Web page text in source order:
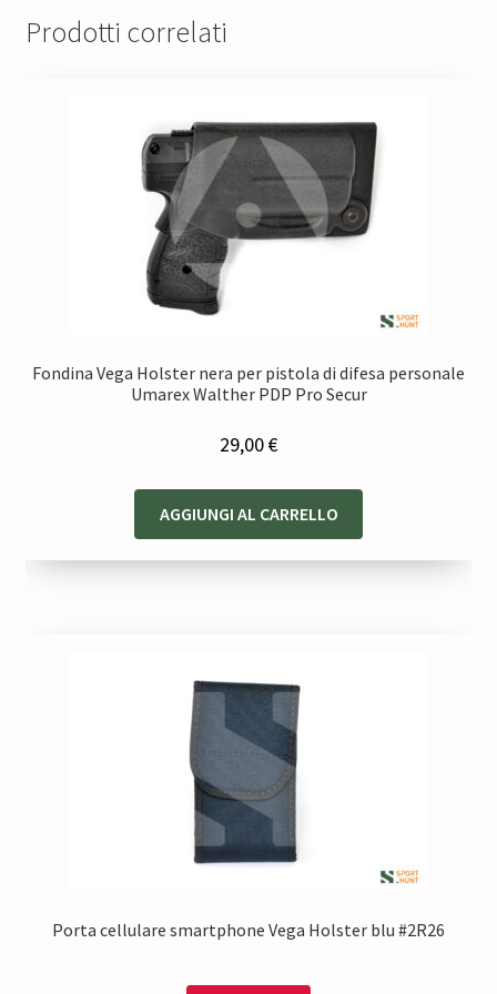
Prodotti correlati
Fondina Vega Holster nera per pistola di difesa personale
Umarex Walther PDP Pro Secur
29,00€
AGGIUNGI AL CARRELLO
Porta cellulare smartphone Vega Holster blu #2R26